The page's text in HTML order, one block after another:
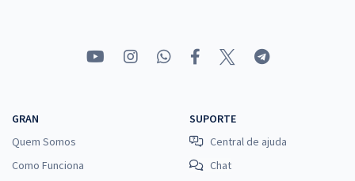
GRAN
Quem Somos
Como Funciona
SUPORTE
Central de ajuda
Chat